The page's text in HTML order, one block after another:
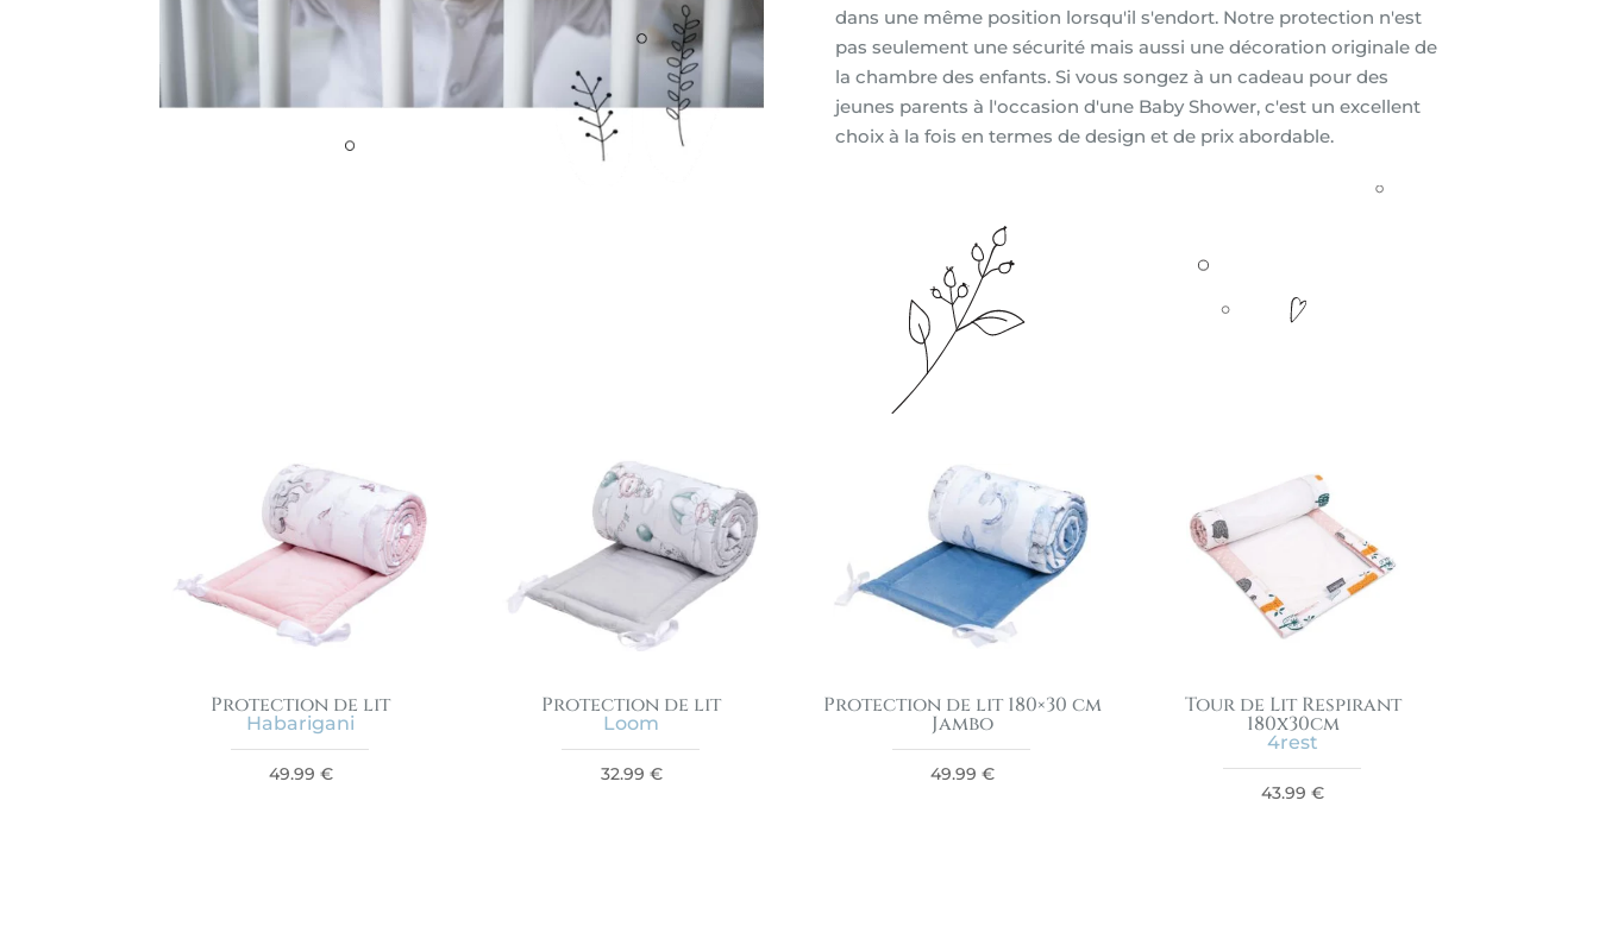
dans une même position lorsqu'il s'endort. Notre protection n'est
pas seulement une sécurité mais aussi une décoration originale de
la chambre des enfants. Si vous songez à un cadeau pour des
jeunes parents à l'occasion d'une Baby Shower, c'est un excellent
choix à la fois en termes de design et de prix abordable.
Protection de lit
Habarigani
49.99 €
Protection de lit
Loom
32.99 €
Protection de lit 180×30 cm
Jambo
49.99 €
Tour de Lit Respirant
180x30cm
4rest
43.99€